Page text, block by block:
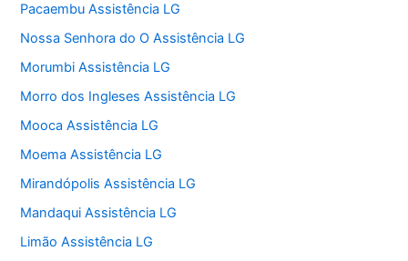
Pacaembu Assistência LG
Nossa Senhora do O Assistência LG
Morumbi Assistência LG
Morro dos Ingleses Assistência LG
Mooca Assistência LG
Moema Assistência LG
Mirandópolis Assistência LG
Mandaqui Assistência LG
Limão Assistência LG